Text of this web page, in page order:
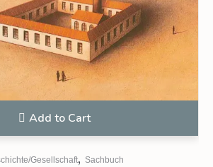
Add to Cart
Gesellschaft, Sachbuch